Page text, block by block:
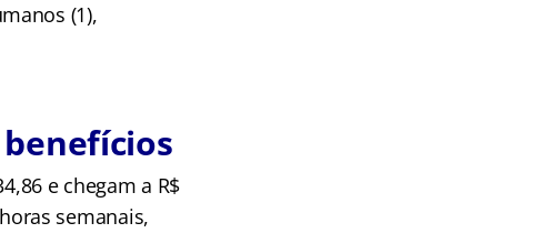
(1),
e chegam a R$
semanais,